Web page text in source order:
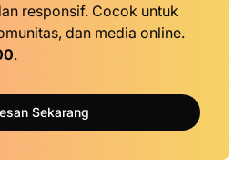
responsif. Cocok untuk
dan media online.
.
Sekarang